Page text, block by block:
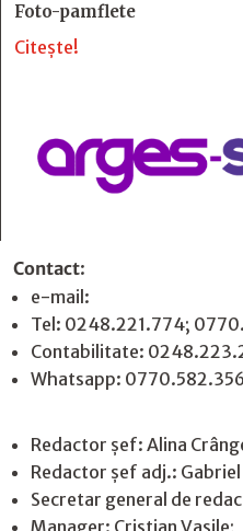
Foto-pamflete
Citește!
Contact:
e-mail:
Tel: 0248.221.774;
Contabilitate:
Whatsapp: 0770.582.356
Redactor șef: Alina
Redactor șef adj.:
Secretar general de